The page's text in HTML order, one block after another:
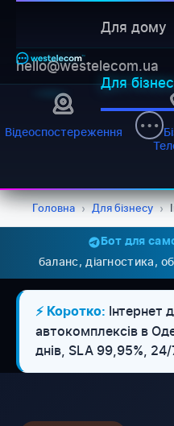
Для дому
Для
hello@westelecom.ua
Відеоспостереження
Головна › Для бізнесу ›
Бот для
баланс, діагностика,
⚡ Коротко: Інтернет
автокомплексів в
днів, SLA 99,95%, 24/
WESTELECOM
Онлайн-підтримка